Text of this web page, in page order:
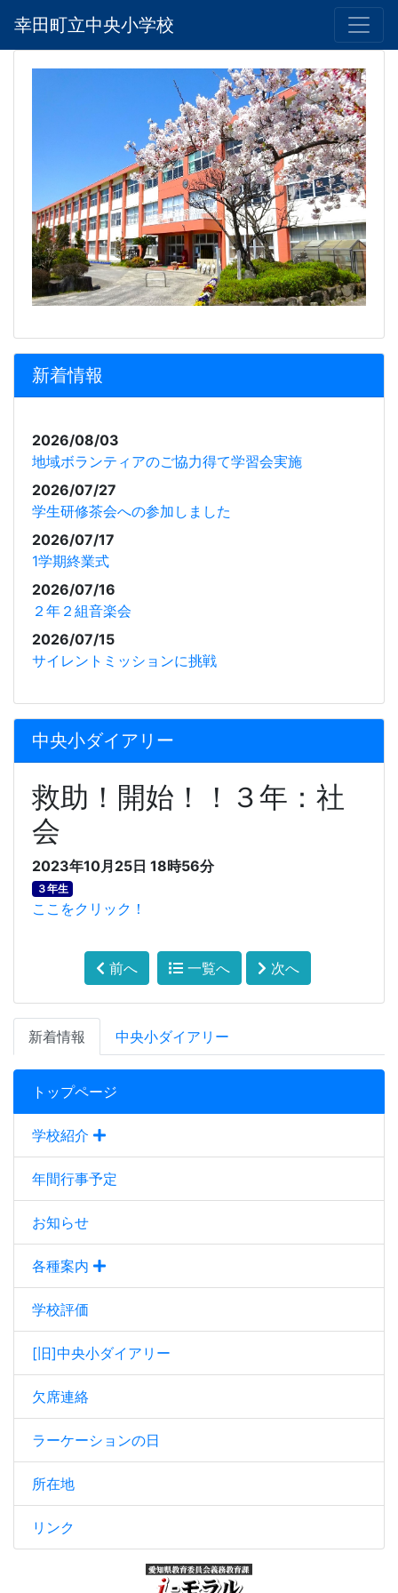
幸田町立中央小学校
トップページ
学校紹介
年間行事予定
お知らせ
各種案内
学校評価
[旧]中央小ダイアリー
欠席連絡
ラーケーションの日
所在地
リンク
新着情報
2026/08/03
地域ボランティアのご協力得て学習会実施
2026/07/27
学生研修茶会への参加しました
2026/07/17
1学期終業式
2026/07/16
２年２組音楽会
2026/07/15
サイレントミッションに挑戦
中央小ダイアリー
救助！開始！！３年：社
会
2023年10月25日 18時56分
３年生
ここをクリック！
前へ 一覧へ 次へ
新着情報 中央小ダイアリー